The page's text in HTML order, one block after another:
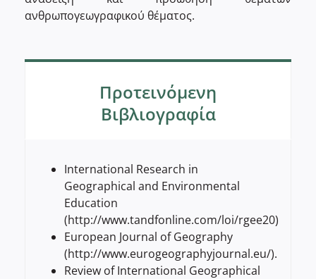
ανθρωπογεωγραφικού θέματος.
Προτεινόμενη
Βιβλιογραφία
International Research in
Geographical and Environmental
Education
(http://www.tandfonline.com/loi/rgee20)
European Journal of Geography
(http://www.eurogeographyjournal.eu/).
Review of International Geographical